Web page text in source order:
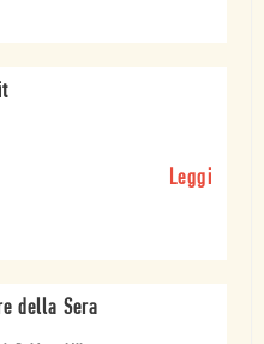
Leggi
della Sera